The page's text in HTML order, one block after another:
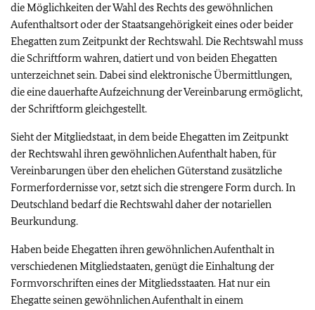
die Möglichkeiten der Wahl des Rechts des gewöhnlichen
Aufenthaltsort oder der Staatsangehörigkeit eines oder beider
Ehegatten zum Zeitpunkt der Rechtswahl. Die Rechtswahl muss
die Schriftform wahren, datiert und von beiden Ehegatten
unterzeichnet sein. Dabei sind elektronische Übermittlungen,
die eine dauerhafte Aufzeichnung der Vereinbarung ermöglicht,
der Schriftform gleichgestellt.
Sieht der Mitgliedstaat, in dem beide Ehegatten im Zeitpunkt
der Rechtswahl ihren gewöhnlichen Aufenthalt haben, für
Vereinbarungen über den ehelichen Güterstand zusätzliche
Formerfordernisse vor, setzt sich die strengere Form durch. In
Deutschland bedarf die Rechtswahl daher der notariellen
Beurkundung.
Haben beide Ehegatten ihren gewöhnlichen Aufenthalt in
verschiedenen Mitgliedstaaten, genügt die Einhaltung der
Formvorschriften eines der Mitgliedsstaaten. Hat nur ein
Ehegatte seinen gewöhnlichen Aufenthalt in einem